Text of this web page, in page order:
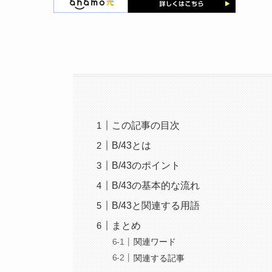
この記事の目次
B/43とは
B/43のポイント
B/43の基本的な流れ
B/43と関連する用語
まとめ
関連ワード
関連する記事